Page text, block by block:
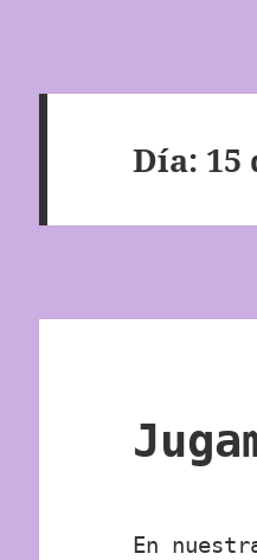
Día: 15
En